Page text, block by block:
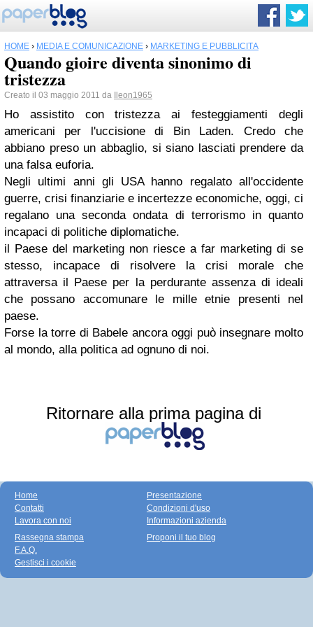
HOME › MEDIA E COMUNICAZIONE › MARKETING E PUBBLICITÀ
Quando gioire diventa sinonimo di
tristezza
Creato il 03 maggio 2011 da Ileon1965
Ho assistito con tristezza ai festeggiamenti degli
americani per l'uccisione di Bin Laden. Credo che
abbiano preso un abbaglio, si siano lasciati prendere da
una falsa euforia.
Negli ultimi anni gli USA hanno regalato all'occidente
guerre, crisi finanziarie e incertezze economiche, oggi, ci
regalano una seconda ondata di terrorismo in quanto
incapaci di politiche diplomatiche.
il Paese del marketing non riesce a far marketing di se
stesso, incapace di risolvere la crisi morale che
attraversa il Paese per la perdurante assenza di ideali
che possano accomunare le mille etnie presenti nel
paese.
Forse la torre di Babele ancora oggi può insegnare molto
al mondo, alla politica ad ognuno di noi.
Ritornare alla prima pagina di
Home
Contatti
Lavora con noi
Presentazione
Condizioni d'uso
Informazioni azienda
Rassegna stampa
F.A.Q.
Gestisci i cookie
Proponi il tuo blog